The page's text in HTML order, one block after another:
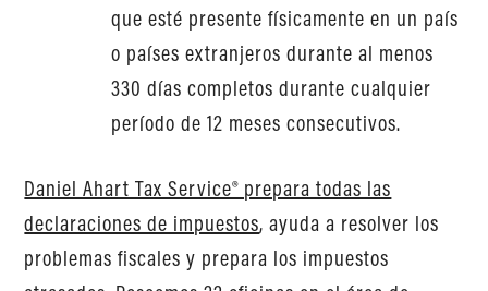
que esté presente físicamente en un país
o países extranjeros durante al menos
330 días completos durante cualquier
período de 12 meses consecutivos.
Daniel Ahart Tax Service® prepara todas las
declaraciones de impuestos, ayuda a resolver los
problemas fiscales y prepara los impuestos